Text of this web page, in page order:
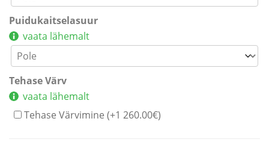
Puidukaitselasuur
vaata lähemalt
Tehase Värv
vaata lähemalt
Tehase Värvimine (+1 260.00€)